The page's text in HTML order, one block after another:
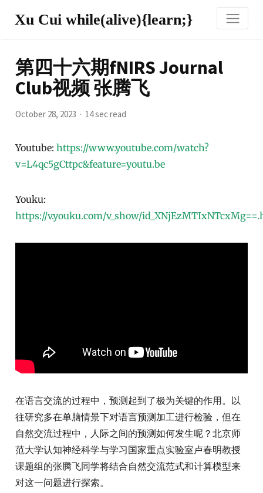
Xu Cui while(alive){learn;}
第四十六期fNIRS Journal
Club视频 张腾飞
October 28, 2023 14 sec read
Youtube:https://www.youtube.com/watch?
v=L4qc5gCttpc&feature=youtu.be
Youku:
https://v.youku.com/v_show/
在语言交流的过程中，预测起到了极为关键的作用。以
往研究多在单脑情景下对语言预测加工进行检验，但在
自然交流过程中，人际之间的预测如何发生呢？北京师
范大学认知神经科学与学习国家重点实验室卢春明教授
课题组的张腾飞同学将结合自然交流范式和计算模型来
对这一问题进行探索。